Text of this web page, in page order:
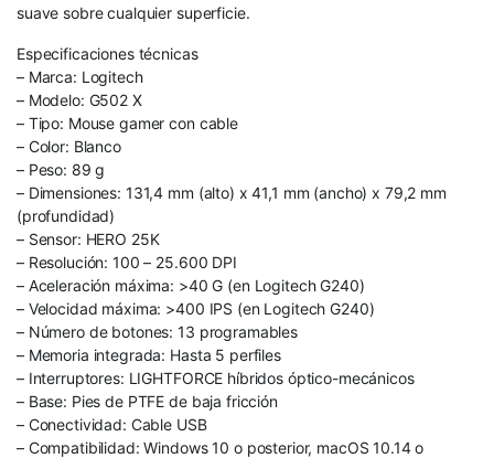
suave sobre cualquier superficie.
Especificaciones técnicas
– Marca: Logitech
– Modelo: G502 X
– Tipo: Mouse gamer con cable
– Color: Blanco
– Peso: 89 g
– Dimensiones: 131,4 mm (alto) x 41,1 mm (ancho) x 79,2 mm
(profundidad)
– Sensor: HERO 25K
– Resolución: 100 – 25.600 DPI
– Aceleración máxima: >40 G (en Logitech G240)
– Velocidad máxima: >400 IPS (en Logitech G240)
– Número de botones: 13 programables
– Memoria integrada: Hasta 5 perfiles
– Interruptores: LIGHTFORCE híbridos óptico-mecánicos
– Base: Pies de PTFE de baja fricción
– Conectividad: Cable USB
– Compatibilidad: Windows 10 o posterior, macOS 10.14 o